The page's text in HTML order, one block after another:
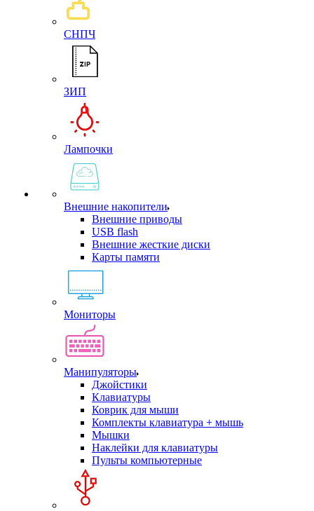
СНПЧ
ЗИП
Лампочки
Внешние накопители
Внешние приводы
USB flash
Внешние жесткие диски
Карты памяти
Мониторы
Манипуляторы
Джойстики
Клавиатуры
Коврик для мыши
Комплекты клавиатура + мышь
Мышки
Наклейки для клавиатуры
Пульты компьютерные